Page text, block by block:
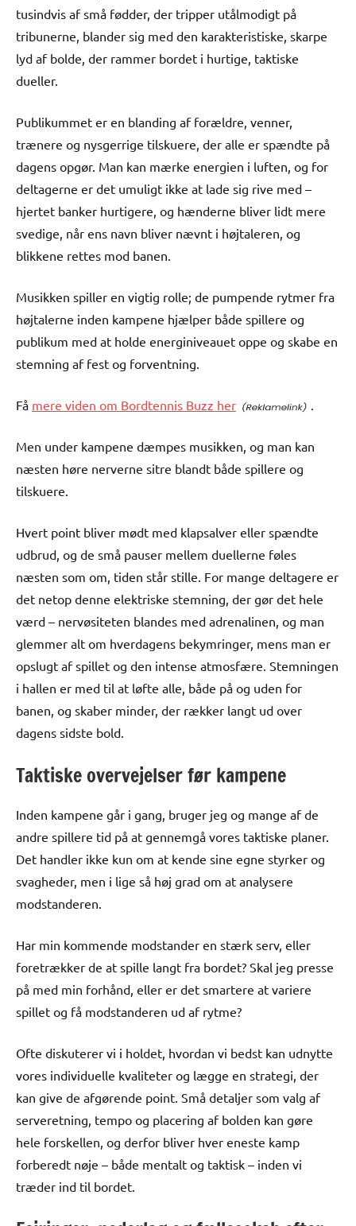
tusindvis af små fødder, der tripper utålmodigt på
tribunerne, blander sig med den karakteristiske, skarpe
lyd af bolde, der rammer bordet i hurtige, taktiske
dueller.
Publikummet er en blanding af forældre, venner,
trænere og nysgerrige tilskuere, der alle er spændte på
dagens opgør. Man kan mærke energien i luften, og for
deltagerne er det umuligt ikke at lade sig rive med –
hjertet banker hurtigere, og hænderne bliver lidt mere
svedige, når ens navn bliver nævnt i højtaleren, og
blikkene rettes mod banen.
Musikken spiller en vigtig rolle; de pumpende rytmer fra
højtalerne inden kampene hjælper både spillere og
publikum med at holde energiniveauet oppe og skabe en
stemning af fest og forventning.
Få mere viden om Bordtennis Buzz her
Men under kampene dæmpes musikken, og man kan
næsten høre nerverne sitre blandt både spillere og
tilskuere.
Hvert point bliver mødt med klapsalver eller spændte
udbrud, og de små pauser mellem duellerne føles
næsten som om, tiden står stille. For mange deltagere er
det netop denne elektriske stemning, der gør det hele
værd – nervøsiteten blandes med adrenalinen, og man
glemmer alt om hverdagens bekymringer, mens man er
opslugt af spillet og den intense atmosfære. Stemningen
i hallen er med til at løfte alle, både på og uden for
banen, og skaber minder, der rækker langt ud over
dagens sidste bold.
Taktiske overvejelser før kampene
Inden kampene går i gang, bruger jeg og mange af de
andre spillere tid på at gennemgå vores taktiske planer.
Det handler ikke kun om at kende sine egne styrker og
svagheder, men i lige så høj grad om at analysere
modstanderen.
Har min kommende modstander en stærk serv, eller
foretrækker de at spille langt fra bordet? Skal jeg presse
på med min forhånd, eller er det smartere at variere
spillet og få modstanderen ud af rytme?
Ofte diskuterer vi i holdet, hvordan vi bedst kan udnytte
vores individuelle kvaliteter og lægge en strategi, der
kan give de afgørende point. Små detaljer som valg af
serveretning, tempo og placering af bolden kan gøre
hele forskellen, og derfor bliver hver eneste kamp
forberedt nøje – både mentalt og taktisk – inden vi
træder ind til bordet.